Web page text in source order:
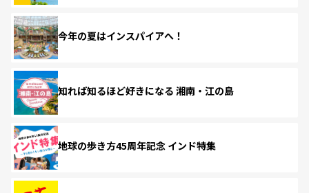
今年の夏はインスパイアへ！
知れば知るほど好きになる 湘南・江の島
地球の歩き方45周年記念 インド特集